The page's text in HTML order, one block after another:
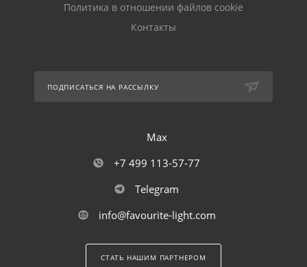
Политика в отношении файлов cookie
Контакты
ПОДПИСАТЬСЯ НА РАССЫЛКУ
Max
+7 499 113-57-77
Telegram
info@favourite-light.com
СТАТЬ НАШИМ ПАРТНЕРОМ